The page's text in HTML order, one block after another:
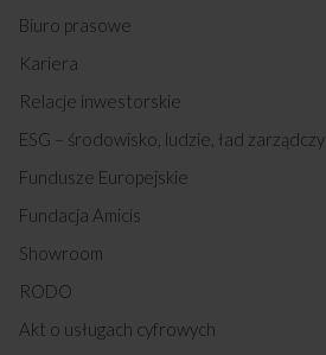
Biuro prasowe
Kariera
Relacje inwestorskie
ESG – środowisko, ludzie, ład zarządczy
Fundusze Europejskie
Fundacja Amicis
Showroom
RODO
Akt o usługach cyfrowych